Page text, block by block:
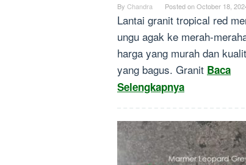
By Chandra Posted onOctober 18,
Lantai granit tropical red
ungu agak ke merah-
harga yang murah dan
yang bagus. Granit Baca
Selengkapnya